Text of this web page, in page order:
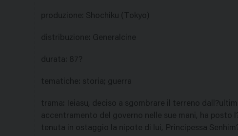
produzione: Shochiku (Tokyo)
distribuzione: Generalcine
durata: 87?
tematiche: storia; guerra
trama: Ieiasu, deciso a sgombrare il terreno
accentramento del governo nelle sue mani, ha posto
tenuta in ostaggio la nipote di lui, Principessa